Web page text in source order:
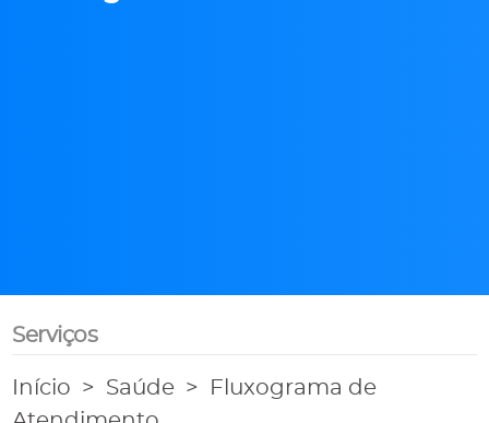
Serviços
Início Saúde
Fluxograma de